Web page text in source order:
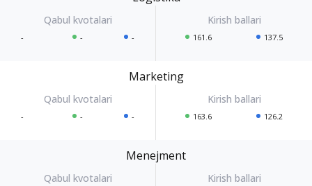
- - - 161.6 137.5
Marketing
- - - 163.6 126.2
Menejment